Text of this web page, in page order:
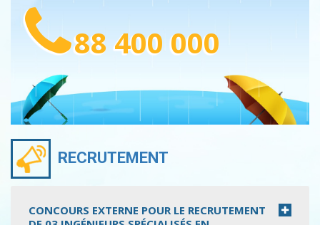
88 400 000
RECRUTEMENT
CONCOURS EXTERNE POUR LE RECRUTEMENT